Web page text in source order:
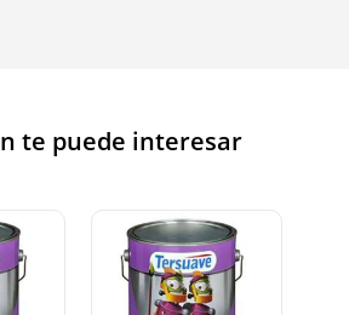
te puede interesar